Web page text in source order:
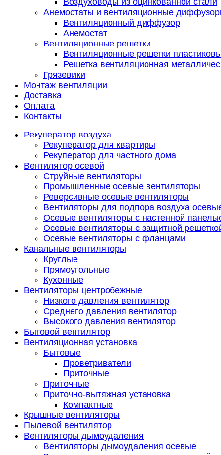
Воздуховоды из оцинкованной стали
Анемостаты и вентиляционные
Вентиляционный диффузор
Анемостат
Вентиляционные решетки
Вентиляционные решетки
Решетка вентиляционная
Грязевики
Монтаж вентиляции
Доставка
Оплата
Контакты
Рекуператор воздуха
Рекуператор для квартиры
Рекуператор для частного дома
Вентилятор осевой
Струйные вентиляторы
Промышленные осевые вентиляторы
Реверсивные осевые вентиляторы
Вентиляторы для подпора воздуха
Осевые вентиляторы с настенной
Осевые вентиляторы с защитной
Осевые вентиляторы с фланцами
Канальные вентиляторы
Круглые
Прямоугольные
Кухонные
Вентиляторы центробежные
Низкого давления вентилятор
Среднего давления вентилятор
Высокого давления вентилятор
Бытовой вентилятор
Вентиляционная установка
Бытовые
Проветриватели
Приточные
Приточные
Приточно-вытяжная установка
Компактные
Крышные вентиляторы
Пылевой вентилятор
Вентиляторы дымоудаления
Вентиляторы дымоудаления осевые